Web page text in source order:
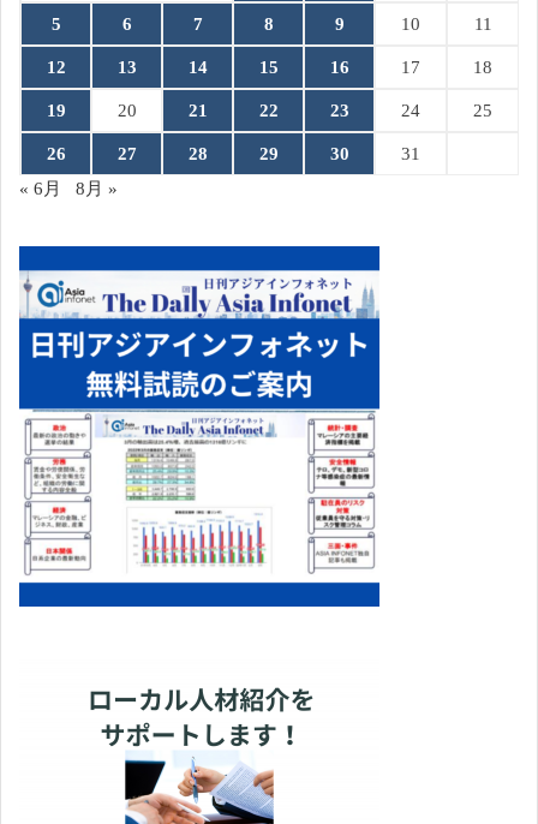
5 6 7 8 9 10 11
12 13 14 15 16 17 18
19 20 21 22 23 24 25
26 27 28 29 30
31
« 6月
8月 »